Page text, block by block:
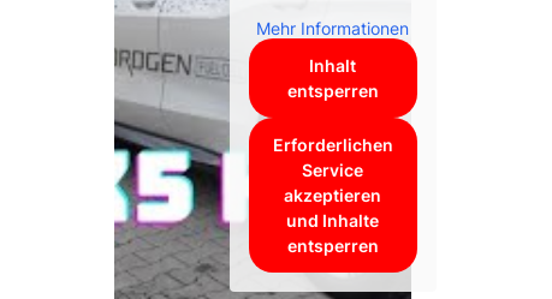
Mehr Informationen
Inhalt
entsperren
Erforderlichen
Service
akzeptieren
und Inhalte
entsperren